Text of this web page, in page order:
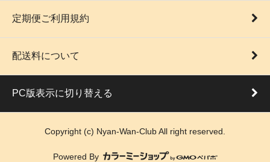
定期便ご利用規約
配送料について
PC版表示に切り替える
Copyright (c) Nyan-Wan-Club All right reserved.
Powered By